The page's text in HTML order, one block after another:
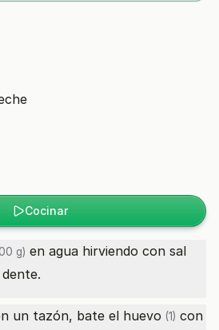
Cocinar
g) en agua hirviendo con sal
un tazón, bate el huevo (1) con